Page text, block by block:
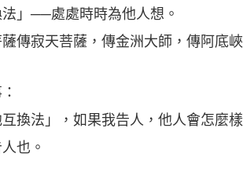
──處處時時為他人想。
寂天菩薩，傳金洲大師，傳阿底峽
法」，如果我告人，他人會怎麼樣
也。